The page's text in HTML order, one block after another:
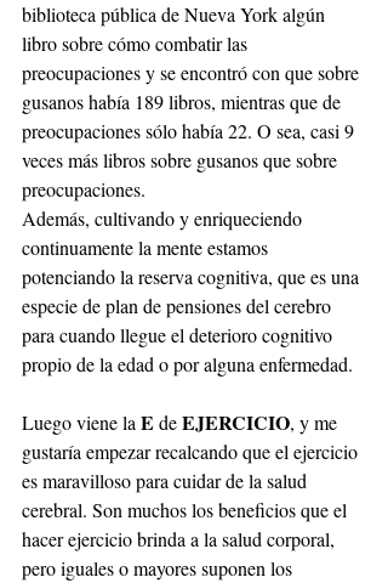
biblioteca pública de Nueva York algún
libro sobre cómo combatir las
preocupaciones y se encontró con que sobre
gusanos había 189 libros, mientras que de
preocupaciones sólo había 22. O sea, casi 9
veces más libros sobre gusanos que sobre
preocupaciones.
Además, cultivando y enriqueciendo
continuamente la mente estamos
potenciando la reserva cognitiva, que es una
especie de plan de pensiones del cerebro
para cuando llegue el deterioro cognitivo
propio de la edad o por alguna enfermedad.
Luego viene la E de EJERCICIO, y me
gustaría empezar recalcando que el ejercicio
es maravilloso para cuidar de la salud
cerebral. Son muchos los beneficios que el
hacer ejercicio brinda a la salud corporal,
pero iguales o mayores suponen los